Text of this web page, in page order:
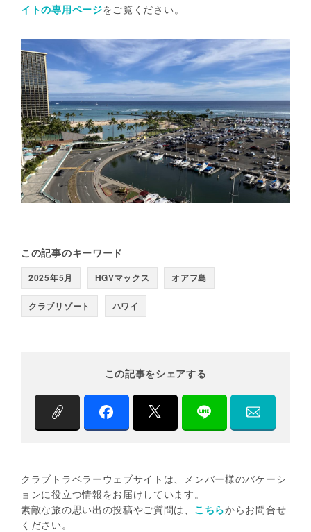
イトの専用ページをご覧ください。
この記事のキーワード
2025年5月 HGVマックス オアフ島
クラブリゾート ハワイ
この記事をシェアする
クラブトラベラーウェブサイトは、メンバー様のバケーシ
ョンに役立つ情報をお届けしています。
素敵な旅の思い出の投稿やご質問は、 こちらからお問合せ
ください。